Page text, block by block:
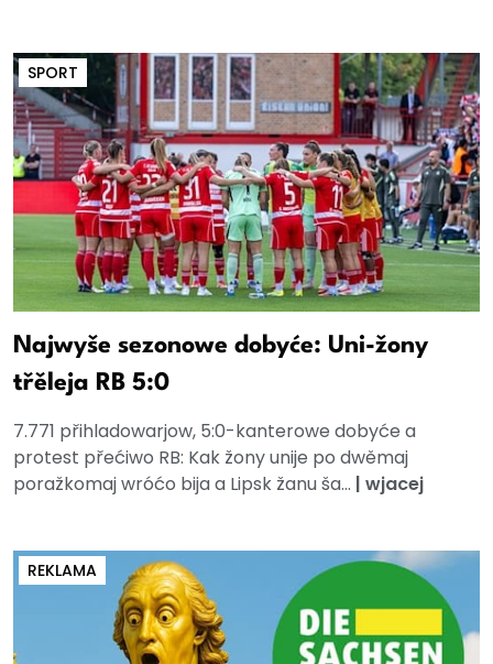
SPORT
Najwyše sezonowe dobyće: Uni-žony
třěleja RB 5:0
7.771 přihladowarjow, 5:0-kanterowe dobyće a
protest přećiwo RB: Kak žony unije po dwěmaj
poražkomaj wróćo bija a Lipsk žanu ša... | wjacej
REKLAMA